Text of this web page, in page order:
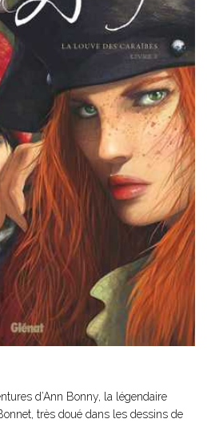
d’Ann Bonny, la légendaire
très doué dans les dessins de